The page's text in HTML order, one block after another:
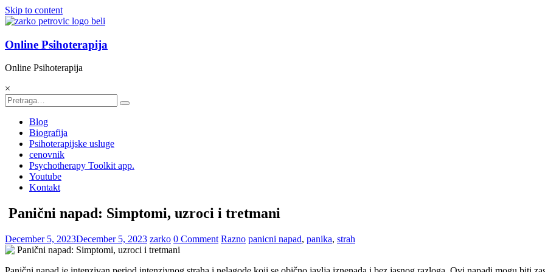
Skip to content
Online Psihoterapija
Online Psihoterapija
×
Blog
Biografija
Psihoterapijske usluge
cenovnik
Psychotherapy Toolkit app.
Youtube
Kontakt
Panični napad: Simptomi, uzroci i tretmani
December 5, 2023December 5, 2023 zarko 0 Comment Razno panicni napad, panika, strah